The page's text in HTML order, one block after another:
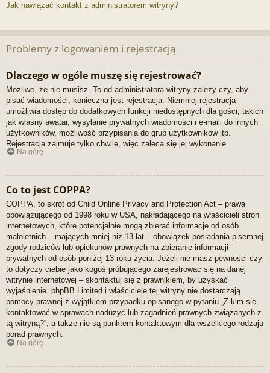
Jak nawiązać kontakt z administratorem witryny?
Problemy z logowaniem i rejestracją
Dlaczego w ogóle muszę się rejestrować?
Możliwe, że nie musisz. To od administratora witryny zależy czy, aby
pisać wiadomości, konieczna jest rejestracja. Niemniej rejestracja
umożliwia dostęp do dodatkowych funkcji niedostępnych dla gości, takich
jak własny awatar, wysyłanie prywatnych wiadomości i e-maili do innych
użytkowników, możliwość przypisania do grup użytkowników itp.
Rejestracja zajmuje tylko chwilę, więc zaleca się jej wykonanie.
Na górę
Co to jest COPPA?
COPPA, to skrót od Child Online Privacy and Protection Act – prawa
obowiązującego od 1998 roku w USA, nakładającego na właścicieli stron
internetowych, które potencjalnie mogą zbierać informacje od osób
małoletnich – mających mniej niż 13 lat – obowiązek posiadania pisemnej
zgody rodziców lub opiekunów prawnych na zbieranie informacji
prywatnych od osób poniżej 13 roku życia. Jeżeli nie masz pewności czy
to dotyczy ciebie jako kogoś próbującego zarejestrować się na danej
witrynie internetowej – skontaktuj się z prawnikiem, by uzyskać
wyjaśnienie. phpBB Limited i właściciele tej witryny nie dostarczają
pomocy prawnej z wyjątkiem przypadku opisanego w pytaniu „Z kim się
kontaktować w sprawach nadużyć lub zagadnień prawnych związanych z
tą witryną?”, a także nie są punktem kontaktowym dla wszelkiego rodzaju
porad prawnych.
Na górę